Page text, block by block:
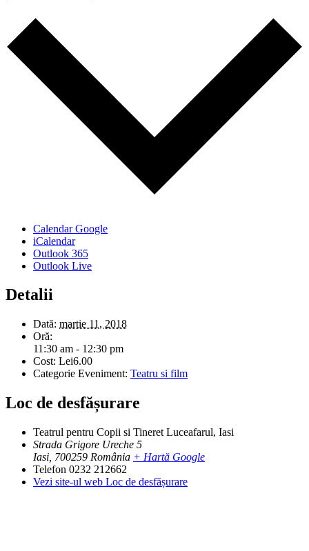
Calendar Google
iCalendar
Outlook 365
Outlook Live
Detalii
Dată: martie 11, 2018
Oră:
11:30 am - 12:30 pm
Cost: Lei6.00
Categorie Eveniment: Teatru si film
Loc de desfășurare
Teatrul pentru Copii si Tineret Luceafarul, Iasi
Strada Grigore Ureche 5
Iasi 700259 România + Hartă Google
Telefon 0232 212662
Vezi site-ul web Loc de desfășurare